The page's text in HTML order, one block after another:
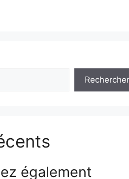
Rechercher
également